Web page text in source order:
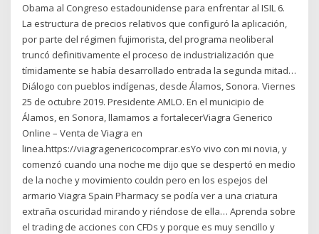
Obama al Congreso estadounidense para enfrentar al ISIL 6.
La estructura de precios relativos que configuró la aplicación,
por parte del régimen fujimorista, del programa neoliberal
truncó definitivamente el proceso de industrialización que
tímidamente se había desarrollado entrada la segunda mitad…
Diálogo con pueblos indígenas, desde Álamos, Sonora. Viernes
25 de octubre 2019. Presidente AMLO. En el municipio de
Álamos, en Sonora, llamamos a fortalecerViagra Generico
Online – Venta de Viagra en
linea.https://viagragenericocomprar.esYo vivo con mi novia, y
comenzó cuando una noche me dijo que se despertó en medio
de la noche y movimiento couldn pero en los espejos del
armario Viagra Spain Pharmacy se podía ver a una criatura
extraña oscuridad mirando y riéndose de ella… Aprenda sobre
el trading de acciones con CFDs y porque es muy sencillo y